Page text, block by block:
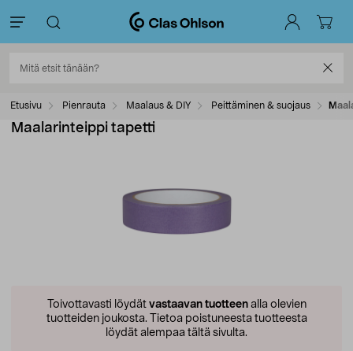
Etusivu Pienrauta Maalaus & DIY Peittäminen & suojaus
Maalarinteippi tapetti
Toivottavasti löydät vastaavan tuotteenalla olevien
tuotteiden joukosta. Tietoa poistuneesta tuotteesta
löydät alempaa tältä sivulta.